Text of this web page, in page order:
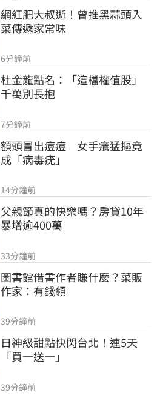
網紅肥大叔逝！曾推黑蒜頭入
菜傳遞家常味
6分鐘前
杜金龍點名：「這檔權值股」
千萬別長抱
7分鐘前
額頭冒出痘痘　女手癢猛摳竟
成「病毒疣」
14分鐘前
父親節真的快樂嗎？房貸10年
暴增逾400萬
33分鐘前
圖書館借書作者賺什麼？菜販
作家：有錢領
39分鐘前
日神級甜點快閃台北！連5天
「買一送一」
39分鐘前